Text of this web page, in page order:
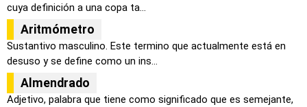
cuya definición a una copa ta...
Aritmómetro
Sustantivo masculino. Este termino que actualmente está en
desuso y se define como un ins...
Almendrado
Adjetivo, palabra que tiene como significado que es semejante,